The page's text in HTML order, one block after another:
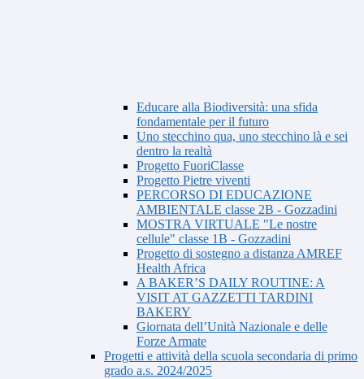
Educare alla Biodiversità: una sfida
fondamentale per il futuro
Uno stecchino qua, uno stecchino là e sei
dentro la realtà
Progetto FuoriClasse
Progetto Pietre viventi
PERCORSO DI EDUCAZIONE
AMBIENTALE classe 2B - Gozzadini
MOSTRA VIRTUALE "Le nostre
cellule" classe 1B - Gozzadini
Progetto di sostegno a distanza AMREF
Health Africa
A BAKER’S DAILY ROUTINE: A
VISIT AT GAZZETTI TARDINI
BAKERY
Giornata dell’Unità Nazionale e delle
Forze Armate
Progetti e attività della scuola secondaria di primo
grado a.s. 2024/2025